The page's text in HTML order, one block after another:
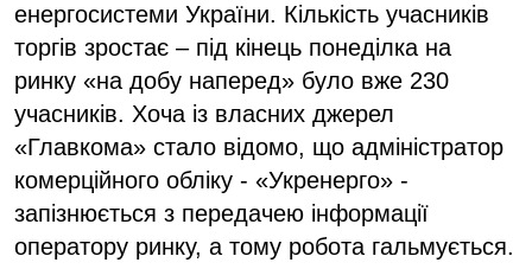
енергосистеми України. Кількість учасників
торгів зростає – під кінець понеділка на
ринку «на добу наперед» було вже 230
учасників. Хоча із власних джерел
«Главкома» стало відомо, що адміністратор
комерційного обліку - «Укренерго» -
запізнюється з передачею інформації
оператору ринку, а тому робота гальмується.